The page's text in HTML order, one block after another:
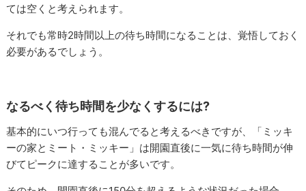
ては空くと考えられます。
それでも常時2時間以上の待ち時間になることは、覚悟しておく
必要があるでしょう。
なるべく待ち時間を少なくするには?
基本的にいつ行っても混んでると考えるべきですが、「ミッキ
ーの家とミート・ミッキー」は開園直後に一気に待ち時間が伸
びてピークに達することが多いです。